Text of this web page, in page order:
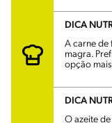
DICA
A carne de
magra.
opção
DICA
O azeite